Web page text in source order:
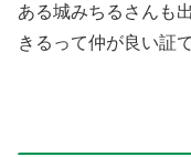
ある城みちるさんも
きるって仲が良い証